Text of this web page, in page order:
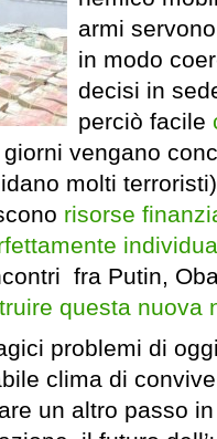
armi
in modo
decisi in
perciò facile
vengano
molti
risorse
fra Putin,
questa nuova
problemi di
clima di
un altro passo